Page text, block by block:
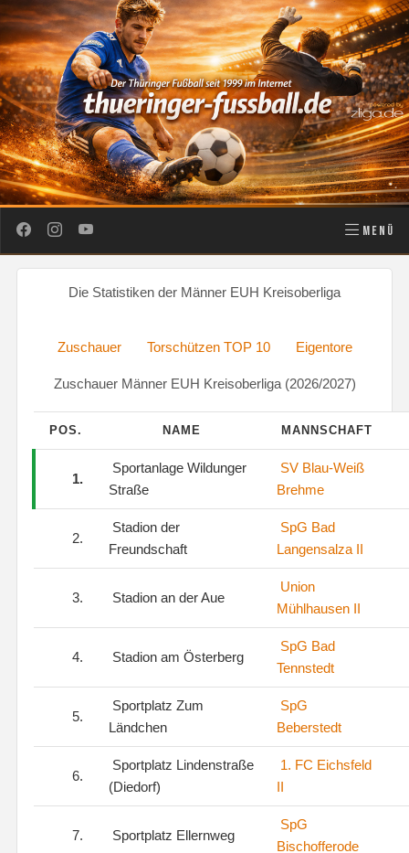
MENÜ
Die Statistiken der Männer EUH Kreisoberliga
Zuschauer Torschützen TOP 10 Eigentore
Zuschauer Männer EUH Kreisoberliga (2026/2027)
POS. NAME MANNSCHAFT
1.
Sportanlage Wildunger
Straße
SV Blau-Weiß
Brehme
2.
Stadion der
Freundschaft
SpG Bad
Langensalza II
3. Stadion an der Aue
Union
Mühlhausen II
4. Stadion am Österberg
SpG Bad
Tennstedt
5.
Sportplatz Zum
Ländchen
SpG
Beberstedt
6.
Sportplatz Lindenstraße
(Diedorf)
1. FC Eichsfeld
II
7. Sportplatz Ellernweg
SpG
Bischofferode